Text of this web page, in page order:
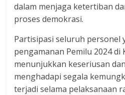
dalam menjaga ketertiban
proses demokrasi.
Partisipasi seluruh personel
pengamanan Pemilu 2024 di
menunjukkan keseriusan
menghadapi segala
terjadi selama pelaksanaan